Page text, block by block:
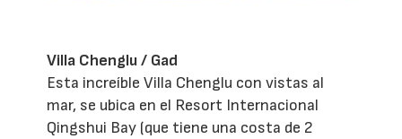
Villa Chenglu / Gad
Esta increíble Villa Chenglu con vistas al
mar, se ubica en el Resort Internacional
Qingshui Bay (que tiene una costa de 2